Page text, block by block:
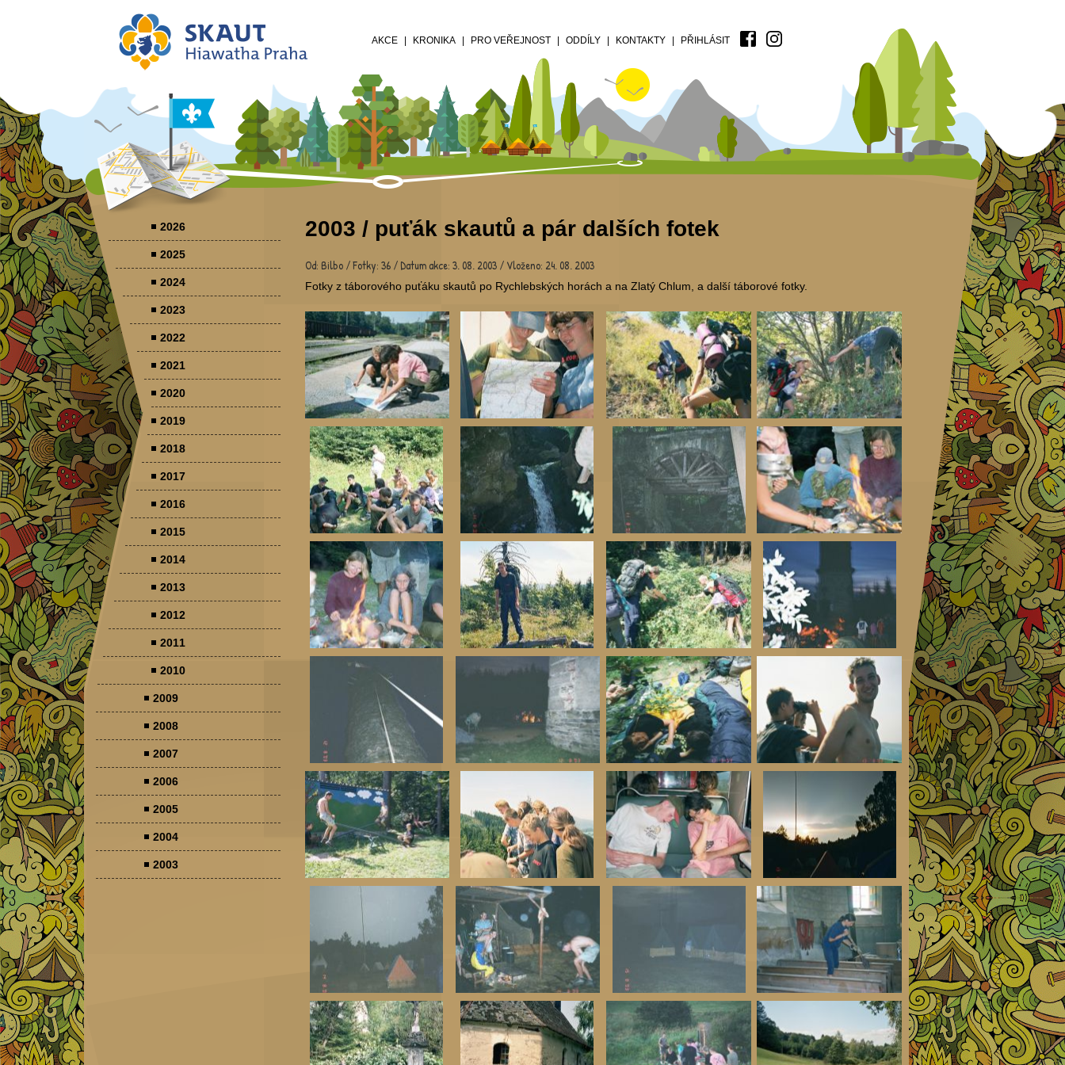
AKCE KRONIKA PRO VEŘEJNOST ODDÍLY KONTAKTY PŘIHLÁSIT
2003 / puťák skautů a pár dalších fotek
Od: Bilbo / Fotky: 36 / Datum akce: 3. 08. 2003 / Vloženo: 24. 08. 2003
Fotky z táborového puťáku skautů po Rychlebských horách a na Zlatý Chlum, a další táborové fotky.
2026
2025
2024
2023
2022
2021
2020
2019
2018
2017
2016
2015
2014
2013
2012
2011
2010
2009
2008
2007
2006
2005
2004
2003